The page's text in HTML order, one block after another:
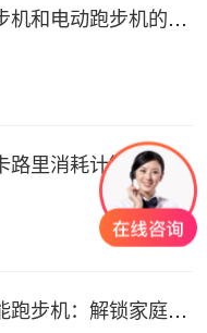
无动力跑步机和电动跑步机的区别是什么？
跑步机的卡路里消耗计算准确吗？
舒华多功能跑步机：解锁家庭健身新体验（体楷体育）